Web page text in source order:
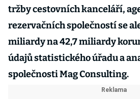
tržby cestovních kanceláří,
rezervačních společností se
miliardy na 42,7 miliardy
údajů statistického úřadu a
společnosti Mag Consulting.